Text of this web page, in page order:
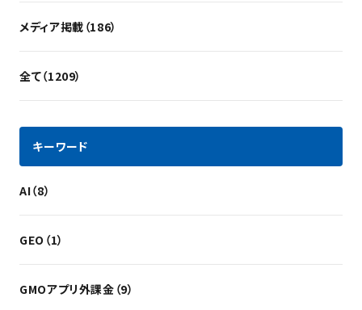
メディア掲載（186）
全て（1209）
キーワード
AI（8）
GEO（1）
GMOアプリ外課金（9）